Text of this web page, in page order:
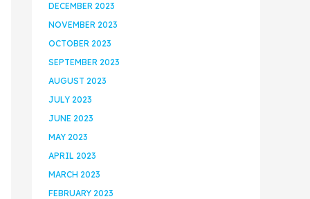
DECEMBER 2023
NOVEMBER 2023
OCTOBER 2023
SEPTEMBER 2023
AUGUST 2023
JULY 2023
JUNE 2023
MAY 2023
APRIL 2023
MARCH 2023
FEBRUARY 2023